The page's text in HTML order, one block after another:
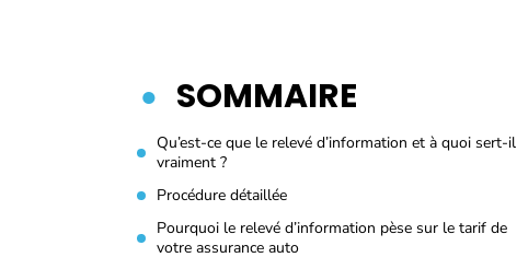
SOMMAIRE
Qu’est-ce que le relevé d’information et à quoi sert-il
vraiment ?
Procédure détaillée
Pourquoi le relevé d’information pèse sur le tarif de
votre assurance auto